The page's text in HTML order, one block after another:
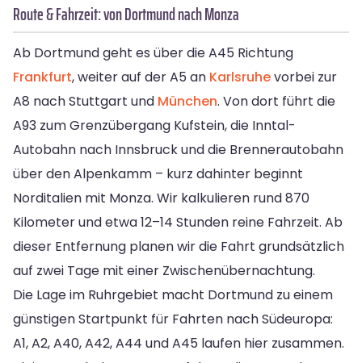
Route & Fahrzeit: von Dortmund nach Monza
Ab Dortmund geht es über die A45 Richtung
Frankfurt, weiter auf der A5 an Karlsruhevorbei zur
A8 nach Stuttgart und München. Von dort führt die
A93 zum Grenzübergang Kufstein, die Inntal-
Autobahn nach Innsbruck und die Brennerautobahn
über den Alpenkamm – kurz dahinter beginnt
Norditalien mit Monza. Wir kalkulieren rund 870
Kilometer und etwa 12–14 Stunden reine Fahrzeit. Ab
dieser Entfernung planen wir die Fahrt grundsätzlich
auf zwei Tage mit einer Zwischenübernachtung.
Die Lage im Ruhrgebiet macht Dortmund zu einem
günstigen Startpunkt für Fahrten nach Südeuropa:
A1, A2, A40, A42, A44 und A45 laufen hier zusammen.